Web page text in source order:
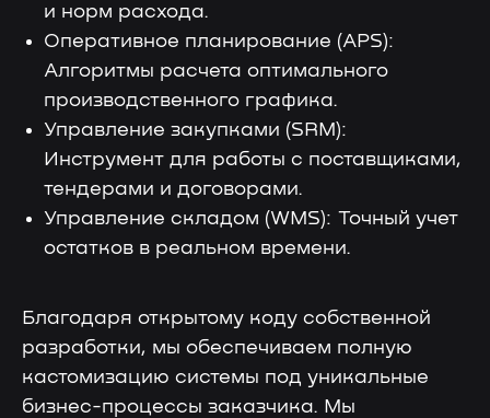
и норм расхода.
Оперативное планирование (APS):
Алгоритмы расчета оптимального
производственного графика.
Управление закупками (SRM):
Инструмент для работы с поставщиками,
тендерами и договорами.
Управление складом (WMS): Точный учет
остатков в реальном времени.
Благодаря открытому коду собственной
разработки, мы обеспечиваем полную
кастомизацию системы под уникальные
бизнес-процессы заказчика. Мы
Больше выручки, меньше
трудозатрат
70%
на прохождение
аудитов
90%
на оперативный учет
30% 50%